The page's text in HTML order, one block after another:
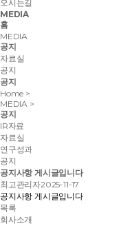
오시는길
MEDIA
홈
MEDIA
공지
자료실
공지
공지
Home >
MEDIA >
공지
IR자료
자료실
연구성과
공지
공지사항 게시글입니다
최고관리자2025-11-17
공지사항 게시글입니다
목록
회사소개